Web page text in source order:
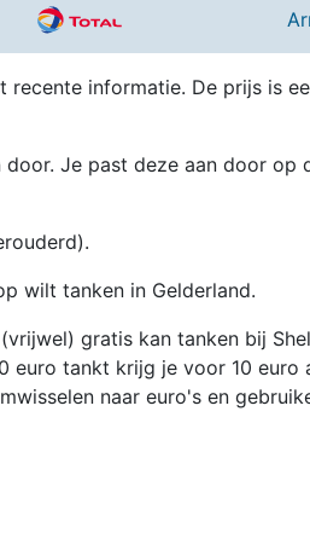
informatie. De prijs is
Je past deze aan door op
wilt tanken in Gelderland.
gratis kan tanken bij
euro tankt krijg je voor 10 euro
naar euro's en